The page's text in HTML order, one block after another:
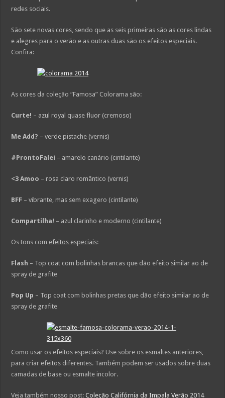
redes sociais.
São sete novas cores, sendo que as seis primeiras são as cores lindas
e alegres para o verão e as outras duas são os efeitos especiais.
Confira:
As cores da coleção “Famosa” Colorama são:
Curte! – azul royal quase fluor (cremoso)
Me Add? – verde pistache (vernis)
#ProntoFalei – amarelo canário (cintilante)
<3 Amoo – rosa claro romântico (vernis)
BFF – vibrante, mas sem exagero (cintilante)
Compartilha! – azul clarinho e moderno (cintilante)
Os tons com efeitos especiais:
Flash – Top coat com bolinhas brancas que dão efeito similar ao de
spray de grafite
Pop Up – Top coat com bolinhas pretas que dão efeito similar ao de
spray de grafite
Como usar os efeitos especiais? Use sobre os esmaltes anteriores,
para criar efeitos diferentes. Também podem ser usados sobre duas
camadas de base ou esmalte incolor.
Veja também nosso post:Coleção Califórnia da Impala Verão 2014